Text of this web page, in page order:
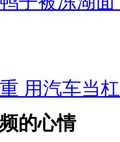
用汽车当
的心情